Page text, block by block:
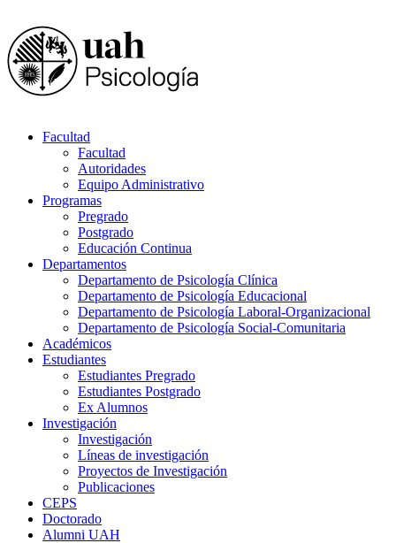
Facultad
Facultad
Autoridades
Equipo Administrativo
Programas
Pregrado
Postgrado
Educación Continua
Departamentos
Departamento de Psicología Clínica
Departamento de Psicología Educacional
Departamento de Psicología Laboral-Organizacional
Departamento de Psicología Social-Comunitaria
Académicos
Estudiantes
Estudiantes Pregrado
Estudiantes Postgrado
Ex Alumnos
Investigación
Investigación
Líneas de investigación
Proyectos de Investigación
Publicaciones
CEPS
Doctorado
Alumni UAH